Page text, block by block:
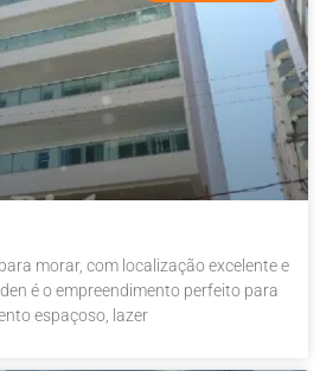
morar, com localização excelente e
é o empreendimento perfeito para
espaçoso, lazer